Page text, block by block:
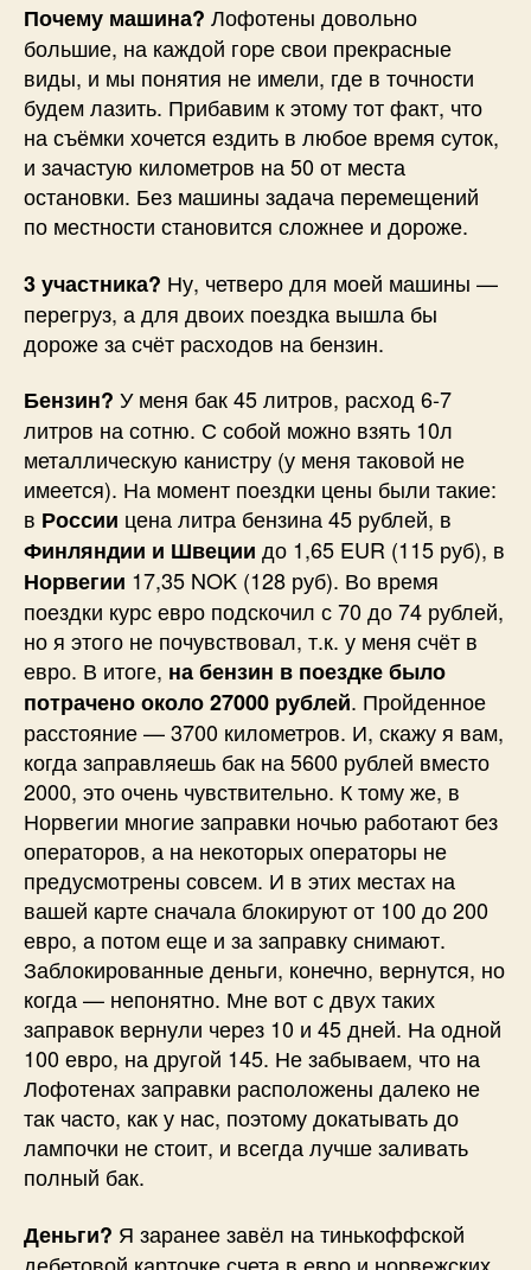
Почему машина? Лофотены довольно
большие, на каждой горе свои прекрасные
виды, и мы понятия не имели, где в точности
будем лазить. Прибавим к этому тот факт, что
на съёмки хочется ездить в любое время суток,
и зачастую километров на 50 от места
остановки. Без машины задача перемещений
по местности становится сложнее и дороже.
3 участника? Ну, четверо для моей машины —
перегруз, а для двоих поездка вышла бы
дороже за счёт расходов на бензин.
Бензин? У меня бак 45 литров, расход 6-7
литров на сотню. С собой можно взять 10л
металлическую канистру (у меня таковой не
имеется). На момент поездки цены были такие:
в России цена литра бензина 45 рублей, в
Финляндии и Швеции до 1,65 EUR (115 руб), в
Норвегии 17,35 NOK (128 руб). Во время
поездки курс евро подскочил с 70 до 74 рублей,
но я этого не почувствовал, т.к. у меня счёт в
евро. В итоге, на бензин в поездке было
потрачено около 27000 рублей. Пройденное
расстояние — 3700 километров. И, скажу я вам,
когда заправляешь бак на 5600 рублей вместо
2000, это очень чувствительно. К тому же, в
Норвегии многие заправки ночью работают без
операторов, а на некоторых операторы не
предусмотрены совсем. И в этих местах на
вашей карте сначала блокируют от 100 до 200
евро, а потом еще и за заправку снимают.
Заблокированные деньги, конечно, вернутся, но
когда — непонятно. Мне вот с двух таких
заправок вернули через 10 и 45 дней. На одной
100 евро, на другой 145. Не забываем, что на
Лофотенах заправки расположены далеко не
так часто, как у нас, поэтому докатывать до
лампочки не стоит, и всегда лучше заливать
полный бак.
Деньги? Я заранее завёл на тинькоффской
дебетовой карточке счета в евро и норвежских